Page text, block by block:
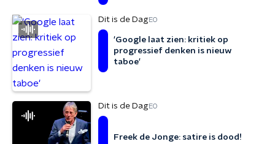
Dit is de DagEO
'Google laat zien: kritiek op
progressief denken is nieuw
taboe'
Dit is de DagEO
Freek de Jonge: satire is dood!